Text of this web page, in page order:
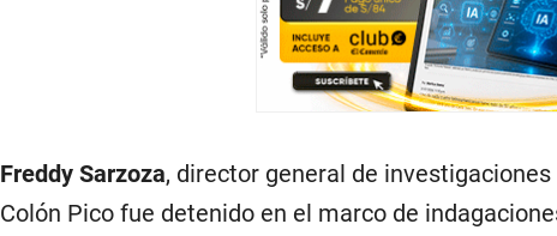
Freddy Sarzoza, director general de
Colón Pico fue detenido en el marco de